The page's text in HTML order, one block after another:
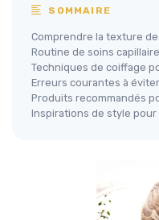
SOMMAIRE
Comprendre la texture
Routine de soins
Techniques de coiffage
Erreurs courantes à éviter
Produits recommandés
Inspirations de style